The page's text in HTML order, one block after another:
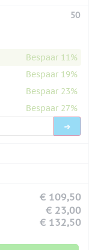
50
Bespaar 11%
Bespaar 19%
Bespaar 23%
Bespaar 27%
€ 109,50
€ 23,00
€ 132,50